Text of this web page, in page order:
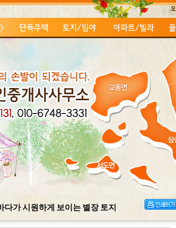
다가 시원하게 보이는 별장 토지